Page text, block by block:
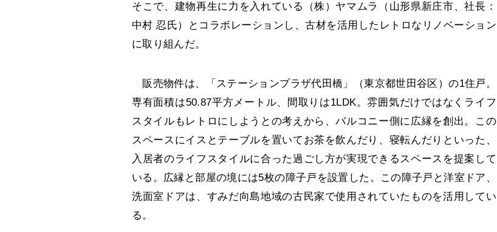
そこで、建物再生に力を入れている（株）ヤマムラ（山形県新庄市、社長：
中村 忍氏）とコラボレーションし、古材を活用したレトロなリノベーション
に取り組んだ。
販売物件は、「ステーションプラザ代田橋」（東京都世田谷区）の1住戸。
専有面積は50.87平方メートル、間取りは1LDK。雰囲気だけではなくライフ
スタイルもレトロにしようとの考えから、バルコニー側に広縁を創出。この
スペースにイスとテーブルを置いてお茶を飲んだり、寝転んだりといった、
入居者のライフスタイルに合った過ごし方が実現できるスペースを提案して
いる。広縁と部屋の境には5枚の障子戸を設置した。この障子戸と洋室ドア、
洗面室ドアは、すみだ向島地域の古民家で使用されていたものを活用してい
る。